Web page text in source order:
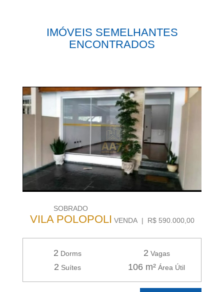
IMÓVEIS SEMELHANTES
ENCONTRADOS
SOBRADO
VILA POLOPOLI VENDA | R$ 590.000,00
2 Dorms 2 Vagas
2 Suítes 106 m² Área Útil